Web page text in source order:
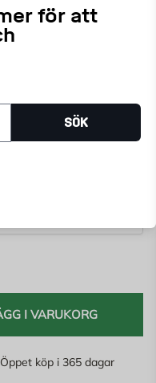
för att
SÖK
I VARUKORG
Öppet köp i 365 dagar